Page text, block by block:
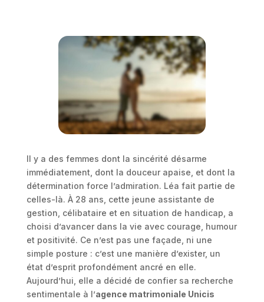
Il y a des femmes dont la sincérité désarme
immédiatement, dont la douceur apaise, et dont la
détermination force l’admiration. Léa fait partie de
celles-là. À 28 ans, cette jeune assistante de
gestion, célibataire et en situation de handicap, a
choisi d’avancer dans la vie avec courage, humour
et positivité. Ce n’est pas une façade, ni une
simple posture : c’est une manière d’exister, un
état d’esprit profondément ancré en elle.
Aujourd’hui, elle a décidé de confier sa recherche
sentimentale à l’agence matrimoniale Unicis